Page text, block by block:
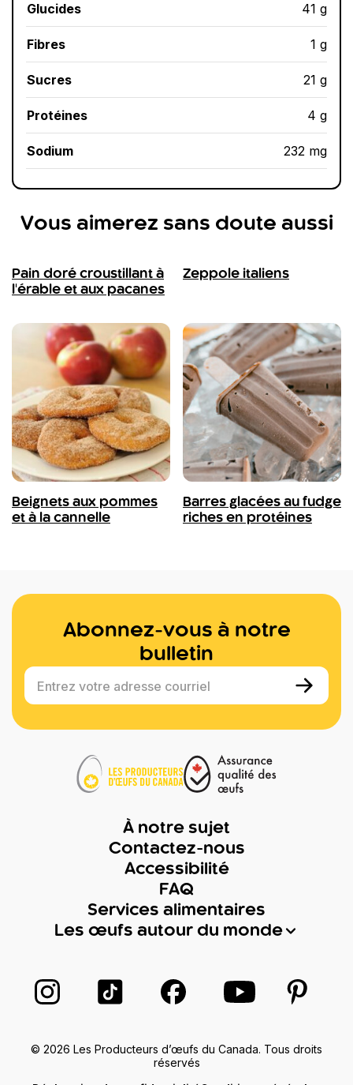
Glucides 41 g
Fibres 1 g
Sucres 21 g
Protéines 4 g
Sodium 232 mg
Vous aimerez sans doute aussi
Pain doré croustillant à
l'érable et aux pacanes
Zeppole italiens
Beignets aux pommes
et à la cannelle
Barres glacées au fudge
riches en protéines
Abonnez-vous à notre
bulletin
Entrez votre adresse courriel
À notre sujet
Contactez-nous
Accessibilité
FAQ
Services alimentaires
Les œufs autour du monde
Suivez-nous sur Instagram
Suivez-nous sur TikTok
Suivez-nous sur Facebook
Suivez-nous sur
© 2026 Les Producteurs d’œufs du Canada. Tous droits
réservés